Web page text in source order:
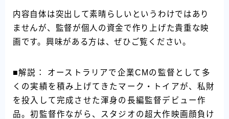
内容自体は突出して素晴らしいというわけではあり
ませんが、監督が個人の資金で作り上げた貴重な映
画です。興味がある方は、ぜひご覧ください。
■解説： オーストラリアで企業CMの監督として多
くの実績を積み上げてきたマーク・トイアが、私財
を投入して完成させた渾身の長編監督デビュー作
品。初監督作ながら、スタジオの超大作映画顔負け